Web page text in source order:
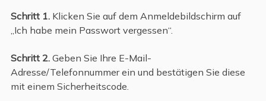
Schritt 1.Klicken Sie auf dem Anmeldebildschirm auf
„Ich habe mein Passwort vergessen“.
Schritt 2.Geben Sie Ihre E-Mail-
Adresse/Telefonnummer ein und bestätigen Sie diese
mit einem Sicherheitscode.